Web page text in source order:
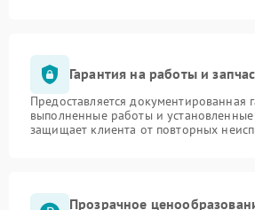
Гарантия на работы и
Предоставляется документированная
выполненные работы и установленные
защищает клиента от повторных
Прозрачное